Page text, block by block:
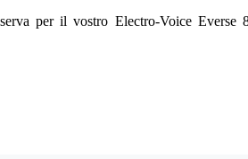
per il vostro Electro-Voice Everse